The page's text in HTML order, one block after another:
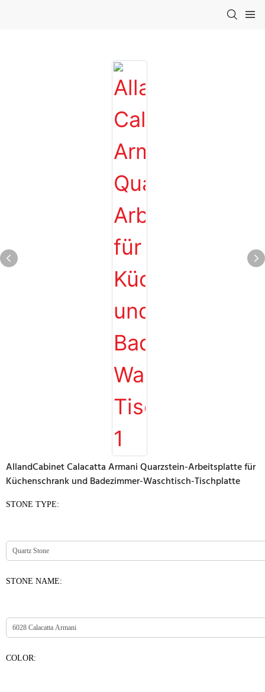
AllandCabinet Calacatta Armani Quarzstein-Arbeitsplatte für
Küchenschrank und Badezimmer-Waschtisch-Tischplatte
STONE TYPE:
STONE NAME:
COLOR: